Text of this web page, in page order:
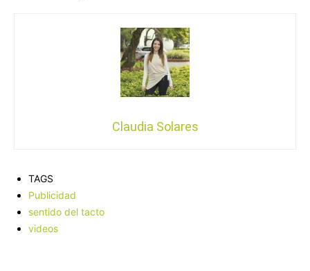
Claudia Solares
TAGS
Publicidad
sentido del tacto
videos